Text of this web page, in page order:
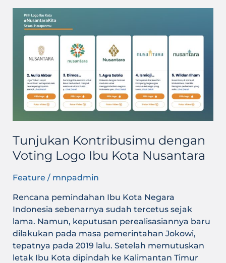
Tunjukan Kontribusimu dengan
Voting Logo Ibu Kota Nusantara
Feature / mnpadmin
Rencana pemindahan Ibu Kota Negara
Indonesia sebenarnya sudah tercetus sejak
lama. Namun, keputusan perealisasiannya baru
dilakukan pada masa pemerintahan Jokowi,
tepatnya pada 2019 lalu. Setelah memutuskan
letak Ibu Kota dipindah ke Kalimantan Timur
Tunjukan
Kontribusimu
dengan
Voting
Logo
Kota
Nusantara